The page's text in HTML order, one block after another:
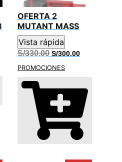
OFERTA 2
MUTANT MASS
Vista rápida
S/330.00 El
original
S/300.00El
PROMOCIONES